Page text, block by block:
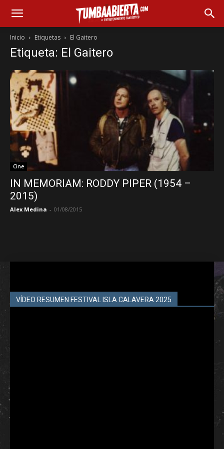
Inicio Etiquetas El Gaitero
Etiqueta: El Gaitero
Cine
IN MEMORIAM: RODDY PIPER (1954 –
2015)
Alex Medina - 01/08/2015
VÍDEO RESUMEN FESTIVAL ISLA CALAVERA 2025